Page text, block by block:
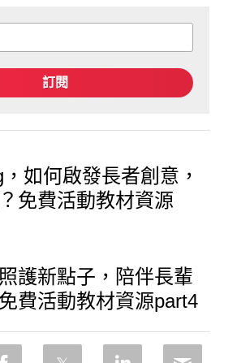
訂閱
如何啟發長者創意，
免費活動教材資源
護新點子，陪伴長輩
費活動教材資源part4